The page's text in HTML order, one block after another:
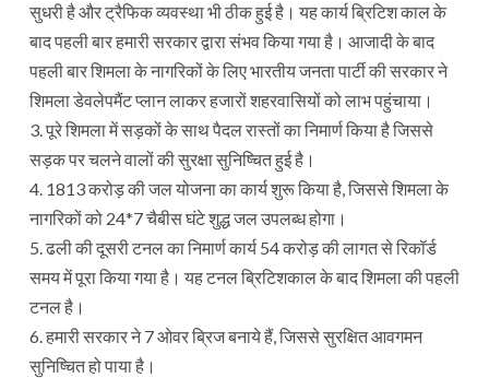
सुधरी है और ट्रैफिक व्यवस्था भी ठीक हुई है। यह कार्य ब्रिटिश काल के
बाद पहली बार हमारी सरकार द्वारा संभव किया गया है। आजादी के बाद
पहली बार शिमला के नागरिकों के लिए भारतीय जनता पार्टी की सरकार ने
शिमला डेवलेपमैंट प्लान लाकर हजारों शहरवासियों को लाभ पहुंचाया।
3. पूरे शिमला में सड़कों के साथ पैदल रास्तों का निमार्ण किया है जिससे
सड़क पर चलने वालों की सुरक्षा सुनिष्चित हुई है।
4. 1813 करोड़ की जल योजना का कार्य शुरू किया है, जिससे शिमला के
नागरिकों को 24*7 चैबीस घंटे शुद्ध जल उपलब्ध होगा।
5. ढली की दूसरी टनल का निमार्ण कार्य 54 करोड़ की लागत से रिकॉर्ड
समय में पूरा किया गया है। यह टनल ब्रिटिशकाल के बाद शिमला की पहली
टनल है।
6. हमारी सरकार ने 7 ओवर ब्रिज बनाये हैं, जिससे सुरक्षित आवगमन
सुनिष्चित हो पाया है।